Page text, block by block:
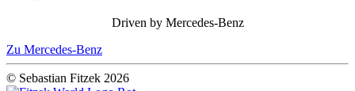
Driven by Mercedes-Benz
Zu Mercedes-Benz
© Sebastian Fitzek 2026